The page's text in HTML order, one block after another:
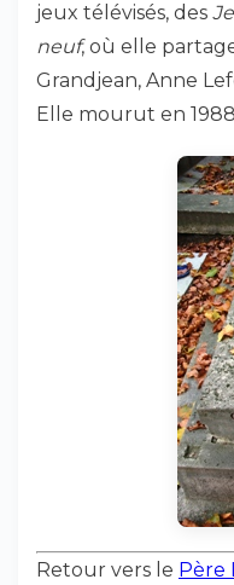
jeux télévisés, des
neuf, où elle
Grandjean, Anne
Elle mourut en
Retour vers le Père